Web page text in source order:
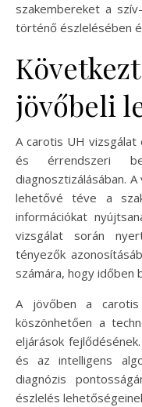
szakembereket a
történő észlelésében
jövőbeli
A carotis UH
és érrendszeri
diagnosztizálásában.
lehetővé téve a
információkat
vizsgálat során
tényezők
számára, hogy időben
A jövőben a
köszönhetően a
eljárások
és az intelligens
diagnózis
észlelés